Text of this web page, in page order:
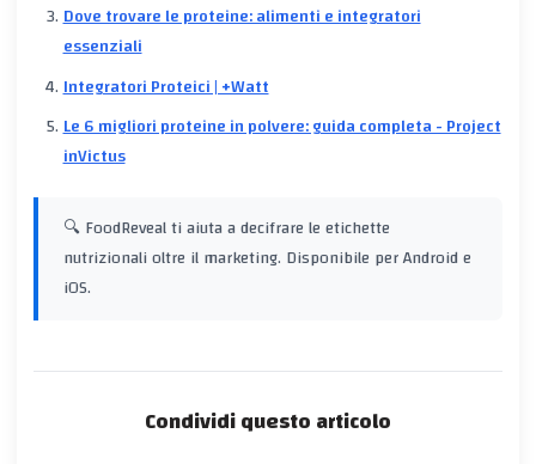
Dove trovare le proteine: alimenti e integratori
essenziali
Integratori Proteici | +Watt
Le 6 migliori proteine in polvere: guida completa - Project
inVictus
🔍 FoodReveal ti aiuta a decifrare le etichette
nutrizionali oltre il marketing. Disponibile per Android e
iOS.
Condividi questo articolo